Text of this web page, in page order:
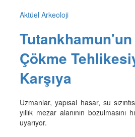
Aktüel Arkeoloji
Tutankhamun'un
Çökme
Karşıya
Uzmanlar, yapısal hasar, su
yıllık mezar alanının bozulmasını
uyarıyor.